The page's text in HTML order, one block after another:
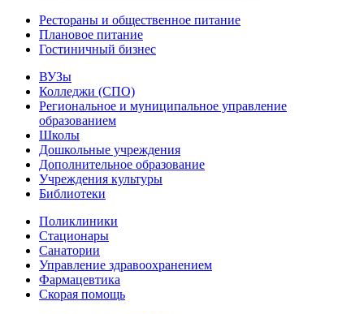
Рестораны и общественное питание
Плановое питание
Гостиничный бизнес
ВУЗы
Колледжи (СПО)
Региональное и муниципальное управление
образованием
Школы
Дошкольные учреждения
Дополнительное образование
Учреждения культуры
Библиотеки
Поликлиники
Стационары
Санатории
Управление здравоохранением
Фармацевтика
Скорая помощь